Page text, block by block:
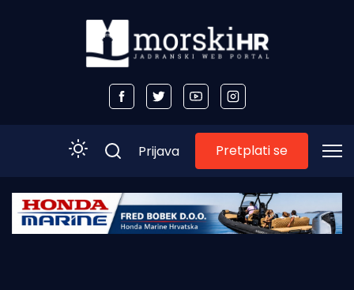
Početna
Prijava Pretplati se